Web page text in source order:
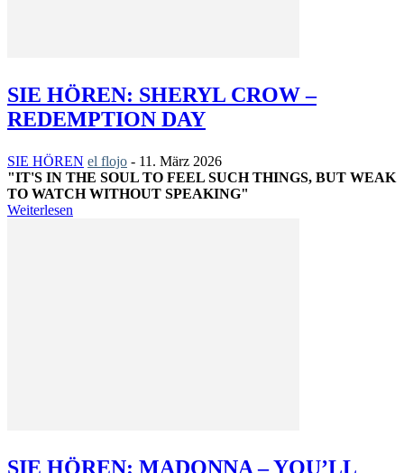
SIE HÖREN: SHERYL CROW –
REDEMPTION DAY
SIE HÖREN el flojo - 11. März 2026
"IT'S IN THE SOUL TO FEEL SUCH THINGS, BUT WEAK
TO WATCH WITHOUT SPEAKING"
Weiterlesen
SIE HÖREN: MADONNA – YOU’LL